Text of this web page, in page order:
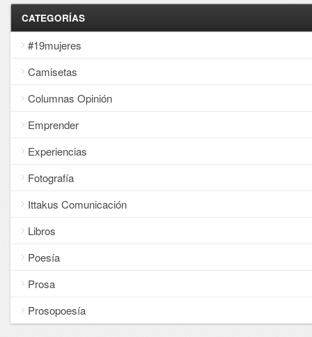
CATEGORÍAS
#19mujeres
Camisetas
Columnas Opinión
Emprender
Experiencias
Fotografía
Ittakus Comunicación
Libros
Poesía
Prosa
Prosopoesía